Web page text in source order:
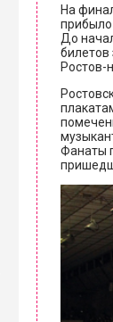
На
прибыло
До
билетов
Ростов-
Фанаты